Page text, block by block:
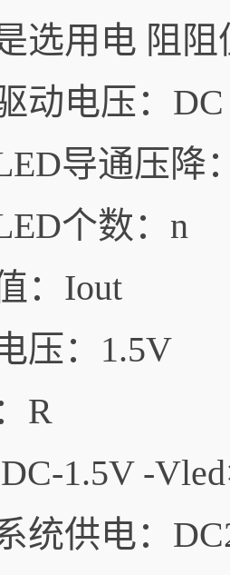
选用电 阻
动电压：DC
导通压降
个数：n
：Iout
压：1.5V
R
1.5V -
统供电：